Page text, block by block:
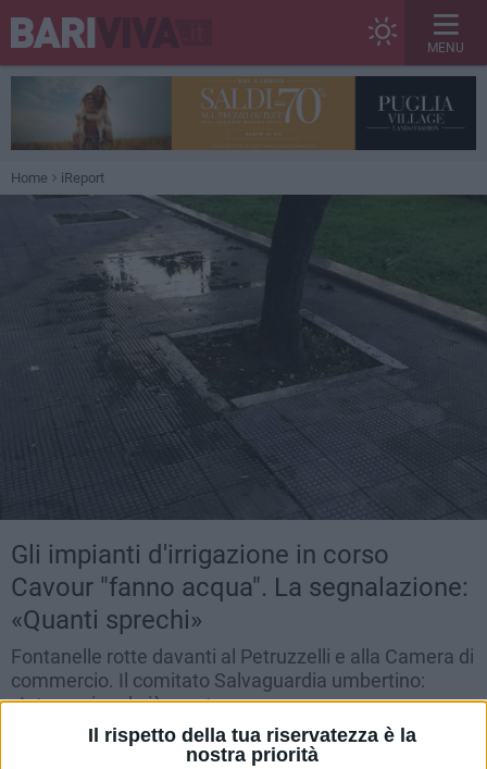
Il rispetto della tua riservatezza è la
nostra priorità
MENU
Home iReport
Gli impianti d'irrigazione in corso
Cavour "fanno acqua". La segnalazione:
«Quanti sprechi»
Fontanelle rotte davanti al Petruzzelli e alla Camera di
commercio. Il comitato Salvaguardia umbertino:
«Intervenire al più presto»
LUNEDÌ 3 GIUGNO 2019